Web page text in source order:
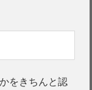
をきちんと認